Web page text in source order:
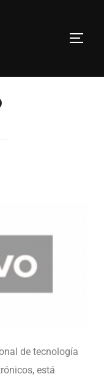
de tecnología
está